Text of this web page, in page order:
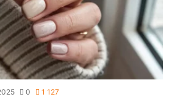
0 1 127